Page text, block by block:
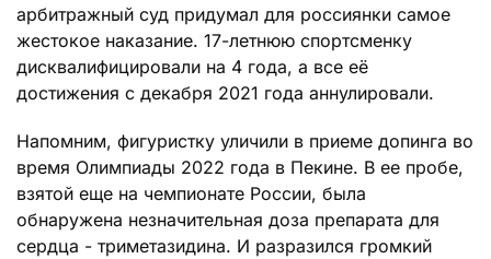
арбитражный суд придумал для россиянки самое
жестокое наказание. 17-летнюю спортсменку
дисквалифицировали на 4 года, а все её
достижения с декабря 2021 года аннулировали.
Напомним, фигуристку уличили в приеме допинга во
время Олимпиады 2022 года в Пекине. В ее пробе,
взятой еще на чемпионате России, была
обнаружена незначительная доза препарата для
сердца - триметазидина. И разразился громкий